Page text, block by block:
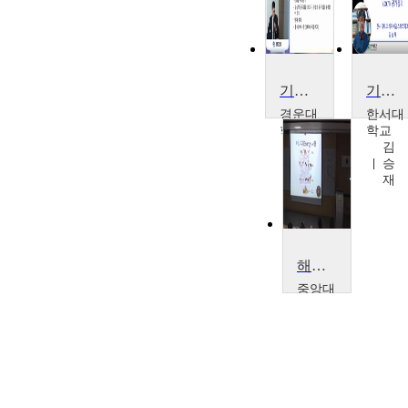
기능해부학
경운대
학교
정
재
훈
기능해부학
한서대
학교
김
승
재
해부학
중앙대